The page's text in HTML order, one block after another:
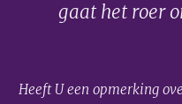
gaat het roer
Heeft U een opmerking